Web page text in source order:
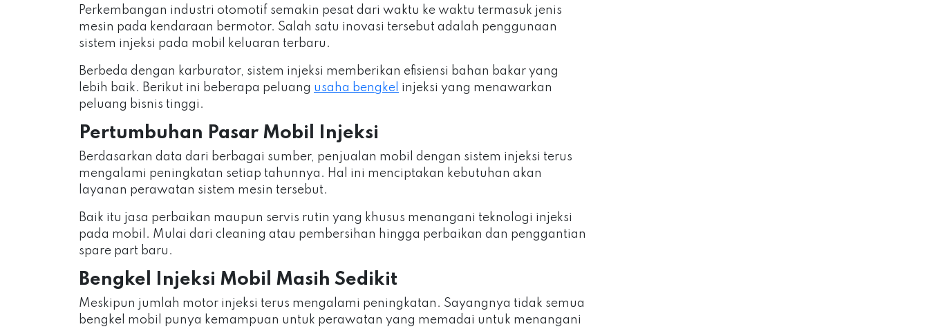
Perkembangan industri otomotif semakin pesat dari waktu ke waktu termasuk jenis
mesin pada kendaraan bermotor. Salah satu inovasi tersebut adalah penggunaan
sistem injeksi pada mobil keluaran terbaru.
Berbeda dengan karburator, sistem injeksi memberikan efisiensi bahan bakar yang
lebih baik. Berikut ini beberapa peluang usaha bengkel injeksi yang menawarkan
peluang bisnis tinggi.
Pertumbuhan Pasar Mobil Injeksi
Berdasarkan data dari berbagai sumber, penjualan mobil dengan sistem injeksi terus
mengalami peningkatan setiap tahunnya. Hal ini menciptakan kebutuhan akan
layanan perawatan sistem mesin tersebut.
Baik itu jasa perbaikan maupun servis rutin yang khusus menangani teknologi injeksi
pada mobil. Mulai dari cleaning atau pembersihan hingga perbaikan dan penggantian
spare part baru.
Bengkel Injeksi Mobil Masih Sedikit
Meskipun jumlah motor injeksi terus mengalami peningkatan. Sayangnya tidak semua
bengkel mobil punya kemampuan untuk perawatan yang memadai untuk menangani